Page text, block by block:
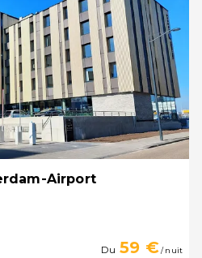
Airport
Du 59 €/ nuit